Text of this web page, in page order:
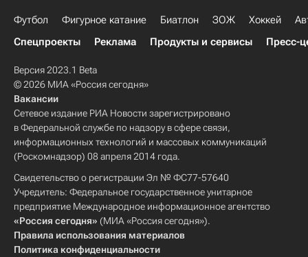
Футбол Фигурное катание Биатлон ЗОЖ Хоккей
Спецпроекты
Реклама Продукты и сервисы Пресс-
Версия 2023.1 Beta
© 2026 МИА «Россия сегодня»
Вакансии
Сетевое издание РИА Новости зарегистрировано
в Федеральной службе по надзору в сфере связи,
информационных технологий и массовых коммуникаций
(Роскомнадзор) 08 апреля 2014 года.
Свидетельство о регистрации Эл № ФС77-57640
Учредитель: Федеральное государственное унитарное
предприятие Международное информационное агентство
«Россия сегодня» (МИА «Россия сегодня»).
Правила использования материалов
Политика конфиденциальности